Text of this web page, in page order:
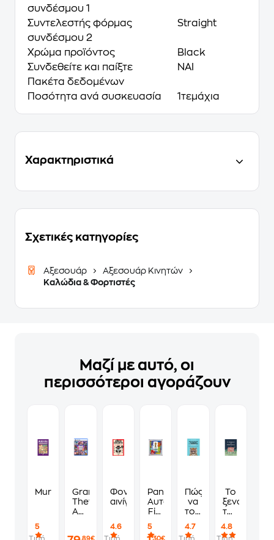
συνδέσμου 1
Συντελεστής φόρμας
συνδέσμου 2
Straight
Χρώμα προϊόντος
Black
Συνδεθείτε και παίξτε
NAI
Πακέτα δεδομένων
Ποσότητα ανά συσκευασία
1τεμάχια
Χαρακτηριστικά
Σχετικές κατηγορίες
Αξεσουάρ
Αξεσουάρ Κινητών
Καλώδια & Φορτιστές
Μαζί με αυτό, οι
περισσότεροι αγοράζουν
Murdoku
5
Grand
Theft
Auto
Standard
,89€
Φονικά
αινίγματα
4.6
Panini
Αυτοκόλλητα
Fifa
Cup
5
,30€
Πώς
να
τους
να
4.7
Το
ξενοδοχείο
των
4.8